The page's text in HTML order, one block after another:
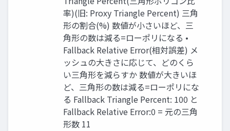
率)(旧: Proxy Triangle Percent) 三角
形の割合(%) 数値が小さいほど、三
角形の数は減る=ローポリになる •
Fallback Relative Error(相対誤差) メ
ッシュの大きさに応じて、どのくら
い三角形を減らすか 数値が大きいほ
ど、三角形の数は減る=ローポリにな
る Fallback Triangle Percent: 100 と
Fallback Relative Error:0 = 元の三角
形数 11